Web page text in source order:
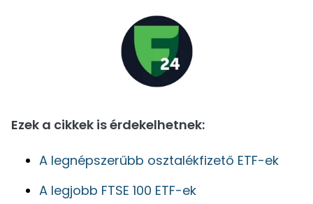
Ezek a cikkek is érdekelhetnek:
A legnépszerűbb osztalékfizető ETF-ek
A legjobb FTSE 100 ETF-ek